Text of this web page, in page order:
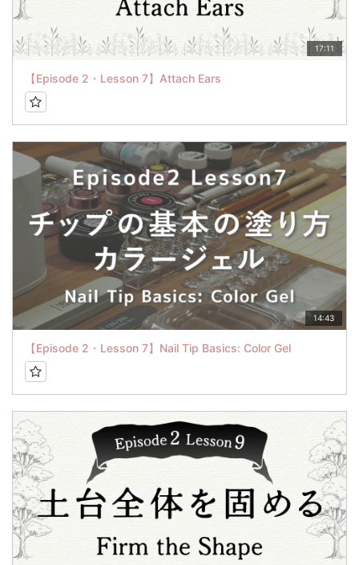
17:11
【Episode 2・Lesson 7】Attach Ears
14:43
【Episode 2・Lesson 7】Nail Tip Basics: Color Gel